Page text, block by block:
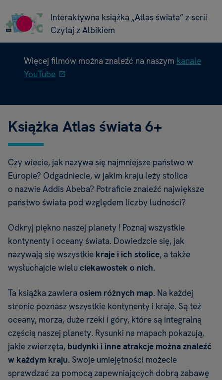
Interaktywna książka „Atlas świata” z serii
Czytaj z Albikiem
Więcej filmów można znaleźć na naszym kanale
YouTube
Książka Atlas świata 6+
Czy wiecie, jak nazywa się najmniejsze państwo w
Europie? Odgadniecie, w jakim kraju leży stolica
o nazwie Addis Abeba? Potraficie znaleźć największe
państwo świata pod względem liczby ludności?
Odkryj piękno naszej planety ! Poznaj wszystkie
kontynenty i oceany świata. Dowiedzcie się, jak
nazywają się wszystkie kraje i ich stolice, a także
wysłuchajcie wielu ciekawostek o nich.
Ta książka zawiera osiem różnych map. Na każdej
stronie poznasz wszystkie kontynenty i kraje. Są też
oceany, morza, duże rzeki i góry, które są integralną
częścią naszej planety. Rysunki na mapach pokazują,
jakie zwierzęta, budynki i inne atrakcje można znaleźć
w każdym kraju. Swoje umiejętności możecie
sprawdzać za pomocą zapewniających dobrą zabawę